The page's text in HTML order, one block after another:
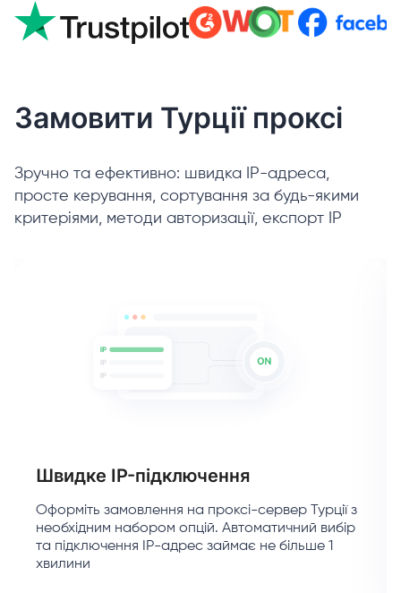
Замовити Турції проксі
Зручно та ефективно: швидка IP-адреса,
просте керування, сортування за будь-якими
критеріями, методи авторизації, експорт IP
Швидке IP-підключення
Оформіть замовлення на проксі-сервер Турції з
необхідним набором опцій. Автоматичний вибір
та підключення IP-адрес займає не більше 1
хвилини